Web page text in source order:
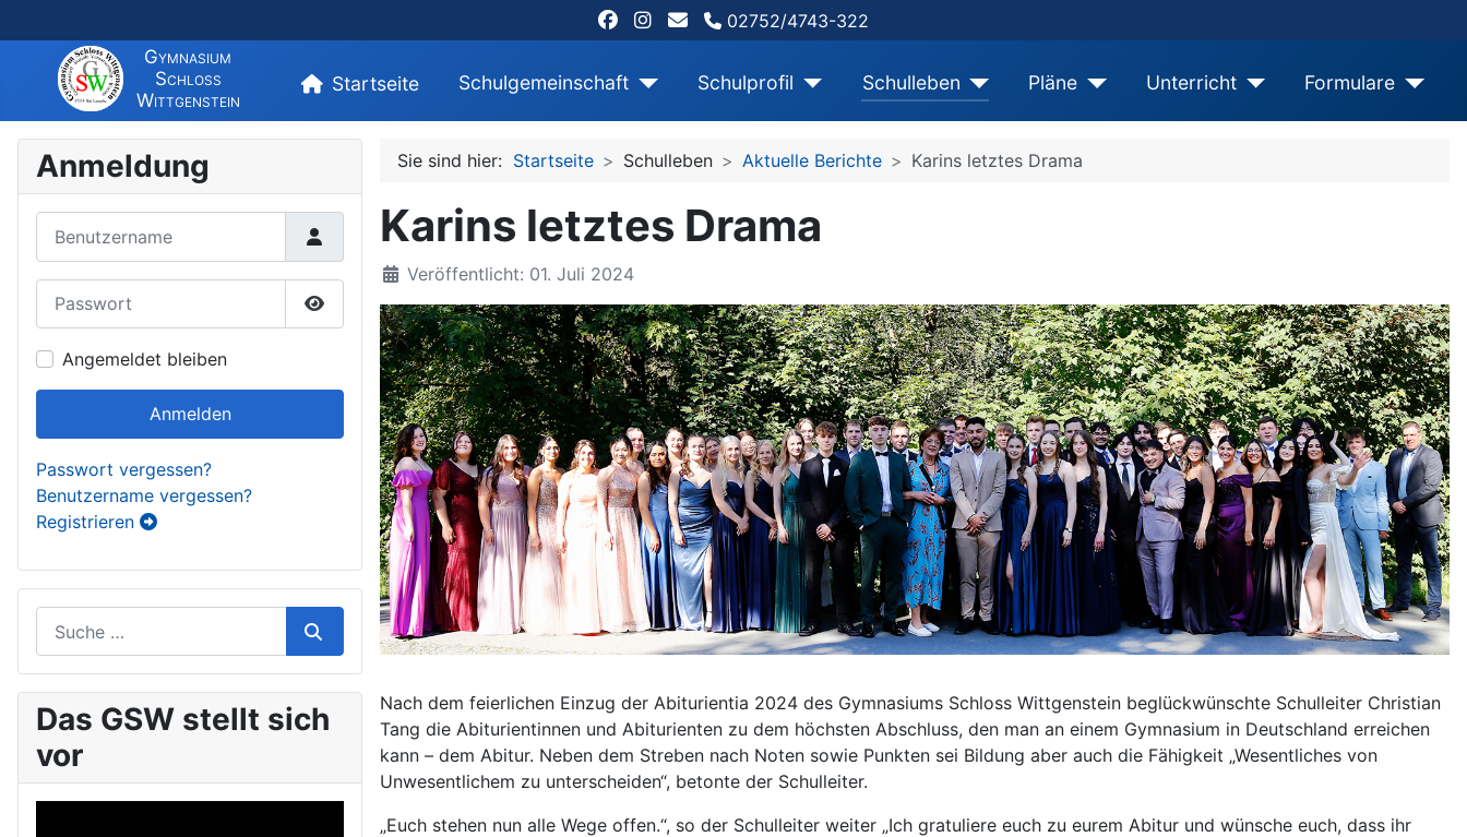
02752/4743-322
Gymnasium
Schloss
Wittgenstein
Startseite Schulgemeinschaft Schulprofil Schulleben Pläne Unterricht Formulare
Anmeldung
Passwort anzeigen
Angemeldet bleiben
Anmelden
Passwort vergessen?
Benutzername vergessen?
Registrieren
Das GSW stellt sich
vor
Sie sind hier: Startseite Schulleben Aktuelle Berichte Karins letztes Drama
Karins letztes Drama
Veröffentlicht: 01. Juli 2024
Nach dem feierlichen Einzug der Abiturientia 2024 des Gymnasiums Schloss Wittgenstein beglückwünschte Schulleiter Christian
Tang die Abiturientinnen und Abiturienten zu dem höchsten Abschluss, den man an einem Gymnasium in Deutschland erreichen
kann – dem Abitur. Neben dem Streben nach Noten sowie Punkten sei Bildung aber auch die Fähigkeit „Wesentliches von
Unwesentlichem zu unterscheiden“, betonte der Schulleiter.
„Euch stehen nun alle Wege offen.“, so der Schulleiter weiter „Ich gratuliere euch zu eurem Abitur und wünsche euch, dass ihr